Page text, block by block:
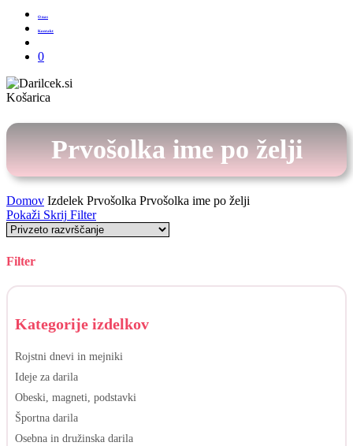
O nas
Kontakt
0
Košarica
Prvošolka ime po želji
Domov Izdelek Prvošolka Prvošolka ime po želji
Pokaži Skrij Filter
Filter
Skrij
Kategorije izdelkov
Rojstni dnevi in mejniki
Ideje za darila
Obeski, magneti, podstavki
Športna darila
Osebna in družinska darila